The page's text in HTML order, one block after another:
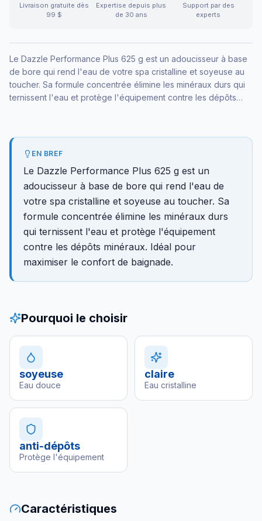
Livraison gratuite dès
99 $
Expertise depuis plus
de 30 ans
Support par des
experts
Le Dazzle Performance Plus 625 g est un adoucisseur à base
de bore qui rend l'eau de votre spa cristalline et soyeuse au
toucher. Sa formule concentrée élimine les minéraux durs qui
ternissent l'eau et protège l'équipement contre les dépôts
EN BREF
Le Dazzle Performance Plus 625 g est un
adoucisseur à base de bore qui rend l'eau de
votre spa cristalline et soyeuse au toucher. Sa
formule concentrée élimine les minéraux durs
qui ternissent l'eau et protège l'équipement
contre les dépôts minéraux. Idéal pour
maximiser le confort de baignade.
Pourquoi le choisir
soyeuse
Eau douce
claire
Eau cristalline
anti-dépôts
Protège l'équipement
Caractéristiques